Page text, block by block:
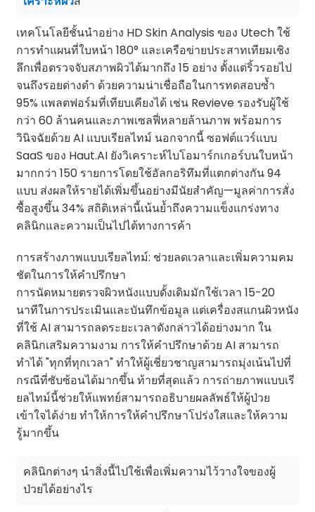
เทคโนโลยีชั้นนำอย่าง HD Skin Analysis ของ Utech ใช้
การทำแผนที่ใบหน้า 180° และเครือข่ายประสาทเทียมเชิง
ลึกเพื่อตรวจจับสภาพผิวได้มากถึง 15 อย่าง ตั้งแต่ริ้วรอยไป
จนถึงรอยด่างดำ ด้วยความน่าเชื่อถือในการทดสอบซ้ำ
95% แพลตฟอร์มที่เทียบเคียงได้ เช่น Revieve รองรับผู้ใช้
กว่า 60 ล้านคนและภาพเซลฟี่หลายล้านภาพ พร้อมการ
วินิจฉัยด้วย AI แบบเรียลไทม์ นอกจากนี้ ซอฟต์แวร์แบบ
SaaS ของ Haut.AI ยังวิเคราะห์ไบโอมาร์กเกอร์บนใบหน้า
มากกว่า 150 รายการโดยใช้อัลกอริทึมที่แตกต่างกัน 94
แบบ ส่งผลให้รายได้เพิ่มขึ้นอย่างมีนัยสำคัญ—มูลค่าการสั่ง
ซื้อสูงขึ้น 34% สถิติเหล่านี้เน้นย้ำถึงความแข็งแกร่งทาง
คลินิกและความเป็นไปได้ทางการค้า
การสร้างภาพแบบเรียลไทม์: ช่วยลดเวลาและเพิ่มความคม
ชัดในการให้คำปรึกษา
การนัดหมายตรวจผิวหนังแบบดั้งเดิมมักใช้เวลา 15-20
นาทีในการประเมินและบันทึกข้อมูล แต่เครื่องสแกนผิวหนัง
ที่ใช้ AI สามารถลดระยะเวลาดังกล่าวได้อย่างมาก ใน
คลินิกเสริมความงาม การให้คำปรึกษาด้วย AI สามารถ
ทำได้ "ทุกที่ทุกเวลา" ทำให้ผู้เชี่ยวชาญสามารถมุ่งเน้นไปที่
กรณีที่ซับซ้อนได้มากขึ้น ท้ายที่สุดแล้ว การถ่ายภาพแบบเรี
ยลไทม์นี้ช่วยให้แพทย์สามารถอธิบายผลลัพธ์ให้ผู้ป่วย
เข้าใจได้ง่าย ทำให้การให้คำปรึกษาโปร่งใสและให้ความ
รู้มากขึ้น
คลินิกต่างๆ นำสิ่งนี้ไปใช้เพื่อเพิ่มความไว้วางใจของผู้
ป่วยได้อย่างไร